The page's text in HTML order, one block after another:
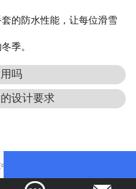
的防水性能，让每位滑雪
季。
吗
设计要求
华人民共和国广告法》，尽力规范用
敬请联系我们，将立即更正；相关内容